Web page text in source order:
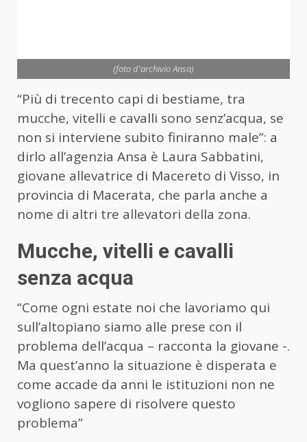
(foto d'archivio Ansa)
“Più di trecento capi di bestiame, tra
mucche, vitelli e cavalli sono senz’acqua, se
non si interviene subito finiranno male”: a
dirlo all’agenzia Ansa è Laura Sabbatini,
giovane allevatrice di Macereto di Visso, in
provincia di Macerata, che parla anche a
nome di altri tre allevatori della zona.
Mucche, vitelli e cavalli
senza acqua
“Come ogni estate noi che lavoriamo qui
sull’altopiano siamo alle prese con il
problema dell’acqua – racconta la giovane -.
Ma quest’anno la situazione è disperata e
come accade da anni le istituzioni non ne
vogliono sapere di risolvere questo
problema”